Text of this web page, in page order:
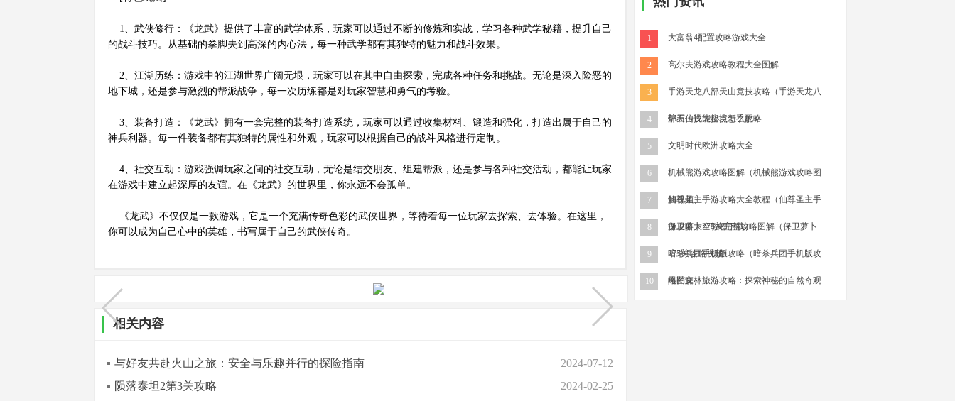
1、武侠修行：《龙武》提供了丰富的武学体系，玩家可以通过不断的修炼和实战，学习各种武学秘籍，提升自己
的战斗技巧。从基础的拳脚夫到高深的内心法，每一种武学都有其独特的魅力和战斗效果。
2、江湖历练：游戏中的江湖世界广阔无垠，玩家可以在其中自由探索，完成各种任务和挑战。无论是深入险恶的
地下城，还是参与激烈的帮派战争，每一次历练都是对玩家智慧和勇气的考验。
3、装备打造：《龙武》拥有一套完整的装备打造系统，玩家可以通过收集材料、锻造和强化，打造出属于自己的
神兵利器。每一件装备都有其独特的属性和外观，玩家可以根据自己的战斗风格进行定制。
4、社交互动：游戏强调玩家之间的社交互动，无论是结交朋友、组建帮派，还是参与各种社交活动，都能让玩家
在游戏中建立起深厚的友谊。在《龙武》的世界里，你永远不会孤单。
《龙武》不仅仅是一款游戏，它是一个充满传奇色彩的武侠世界，等待着每一位玩家去探索、去体验。在这里，
你可以成为自己心中的英雄，书写属于自己的武侠传奇。
相关内容
与好友共赴火山之旅：安全与乐趣并行的探险指南
2024-07-12
陨落泰坦2第3关攻略
2024-02-25
1 大富翁4配置攻略游戏大全
2 高尔夫游戏攻略教程大全图解
3 手游天龙八部天山竟技攻略（手游天龙八
部天山技能指点怎么配）
4 炉石传说大秘境新手攻略
5 文明时代欧洲攻略大全
6 机械熊游戏攻略图解（机械熊游戏攻略图
解视频）
7 仙尊圣主手游攻略大全教程（仙尊圣主手
游攻略大全教程下载）
8 保卫萝卜275关完整攻略图解（保卫萝卜
275关攻略视频）
9 暗杀兵团手机版攻略（暗杀兵团手机版攻
略图文）
10 黑鞘森林旅游攻略：探索神秘的自然奇观